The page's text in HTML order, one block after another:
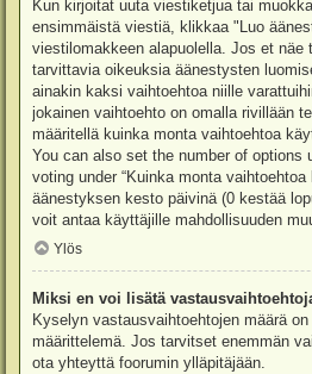
Kun kirjoitat uuta viestiketjua tai
ensimmäistä viestiä, klikkaa "Luo
viestilomakkeen alapuolella. Jos et näe
tarvittavia oikeuksia äänestysten
ainakin kaksi vaihtoehtoa niille
jokainen vaihtoehto on omalla rivillään
määritellä kuinka monta vaihtoehtoa
You can also set the number of options
voting under “Kuinka monta
äänestyksen kesto päivinä (0 kestää
voit antaa käyttäjille mahdollisuuden
Ylös
Miksi en voi lisätä
Kyselyn vastausvaihtoehtojen määrä
määrittelemä. Jos tarvitset enemmän
ota yhteyttä foorumin ylläpitäjään.